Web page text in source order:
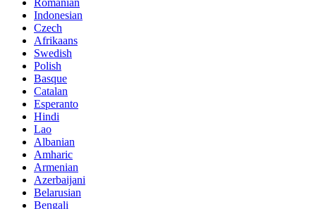
Romanian
Indonesian
Czech
Afrikaans
Swedish
Polish
Basque
Catalan
Esperanto
Hindi
Lao
Albanian
Amharic
Armenian
Azerbaijani
Belarusian
Bengali